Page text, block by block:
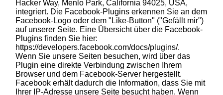
Hacker Way, Menlo Park, California 94025, USA,
integriert. Die Facebook-Plugins erkennen Sie an dem
Facebook-Logo oder dem "Like-Button" ("Gefällt mir")
auf unserer Seite. Eine Übersicht über die Facebook-
Plugins finden Sie hier:
https://developers.facebook.com/docs/plugins/.
Wenn Sie unsere Seiten besuchen, wird über das
Plugin eine direkte Verbindung zwischen Ihrem
Browser und dem Facebook-Server hergestellt.
Facebook erhält dadurch die Information, dass Sie mit
Ihrer IP-Adresse unsere Seite besucht haben. Wenn